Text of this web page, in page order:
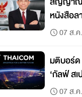
หนังสือล
07 ส.
มติบอร์ด
‘กัลฟ์ สเ
07 ส.